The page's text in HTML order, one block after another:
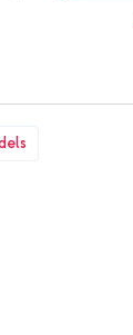
Plus - Light